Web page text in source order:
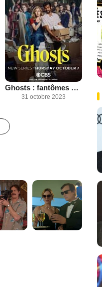
Ghosts : fantômes à la maison
31 octobre 2023